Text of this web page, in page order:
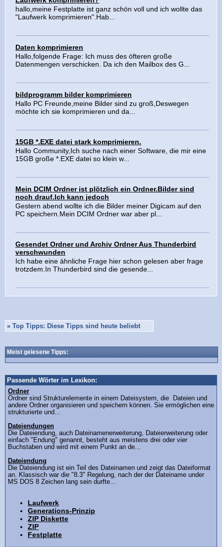
hallo,meine Festplatte ist ganz schön voll und ich wollte das
"Laufwerk komprimieren".Hab...
Daten komprimieren
Hallo,folgende Frage: Ich muss des öfteren große
Datenmengen verschicken. Da ich den Mailbox des G...
bildprogramm bilder komprimieren
Hallo PC Freunde,meine Bilder sind zu groß,Deswegen
möchte ich sie komprimieren und da...
15GB *.EXE datei stark komprimieren.
Hallo Community,Ich suche nach einer Software, die mir eine
15GB große *.EXE datei so klein w...
Mein DCIM Ordner ist plötzlich ein Ordner.Bilder sind
noch drauf.Ich kann jedoch
Gestern abend wollte ich die Bilder meiner Digicam auf den
PC speichern.Mein DCIM Ordner war aber pl...
Gesendet Ordner und Archiv Ordner Aus Thunderbird
verschwunden
Ich habe eine ähnliche Frage hier schon gelesen aber frage
trotzdem.In Thunderbird sind die gesende...
» Top Tipps: Diese Tipps sind heute beliebt
Meist gelesene Tipps:
Passende Wörter im Lexikon:
Ordner
Ordner sind Strukturelemente in einem Dateisystem, die Dateien und
andere Ordner organisieren und speichern können. Sie ermöglichen eine
strukturierte und...
Dateiendungen
Die Dateiendung, auch Dateinamenerweiterung, Dateierweiterung oder
einfach "Endung" genannt, besteht aus meistens drei oder vier
Buchstaben und wird mit einem Punkt an de...
Dateiendung
Die Dateiendung ist ein Teil des Dateinamen und zeigt das Dateiformat
an. Klassisch war die "8.3" Regelung, nach der der Dateiname under
MS DOS 8 Zeichen lang sein durfte...
Laufwerk
Generations-Prinzip
ZIP Diskette
ZIP
Festplatte